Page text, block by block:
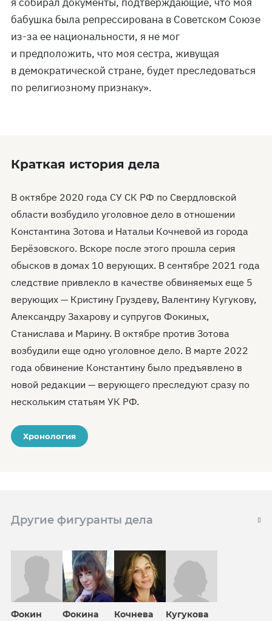
бабушка была репрессирована в Советском Союзе
из-за ее национальности, я не мог
и предположить, что моя сестра, живущая
в демократической стране, будет преследоваться
по религиозному признаку».
Краткая история дела
В октябре 2020 года СУ СК РФ по Свердловской
области возбудило уголовное дело в отношении
Константина Зотова и Натальи Кочневой из города
Берёзовского. Вскоре после этого прошла серия
обысков в домах 10 верующих. В сентябре 2021 года
следствие привлекло в качестве обвиняемых еще 5
верующих — Кристину Груздеву, Валентину Кугукову,
Александру Захарову и супругов Фокиных,
Станислава и Марину. В октябре против Зотова
возбудили еще одно уголовное дело. В марте 2022
года обвинение Константину было предъявлено в
новой редакции — верующего преследуют сразу по
нескольким статьям УК РФ.
Хронология
Другие фигуранты дела
Фокин
Фокина
Кочнева
Кугукова